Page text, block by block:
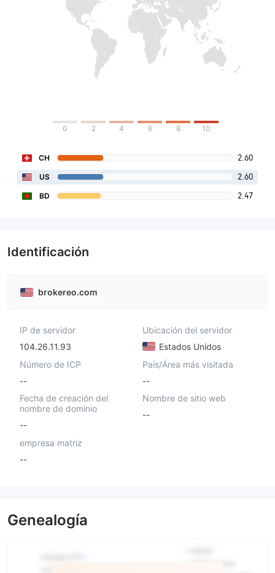
0 2 4 6 8 10
CH 2.60
US 2.60
BD 2.47
Identificación
brokereo.com
IP de servidor
104.26.11.93
Ubicación del servidor
Estados Unidos
Número de ICP
--
País/Área más visitada
--
Fecha de creación del
nombre de dominio
--
Nombre de sitio web
--
empresa matriz
--
Genealogía